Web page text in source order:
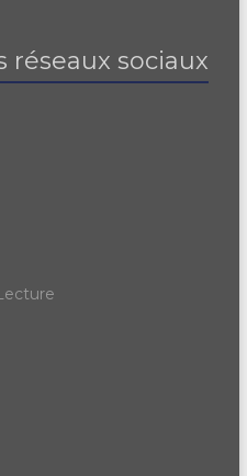
réseaux sociaux